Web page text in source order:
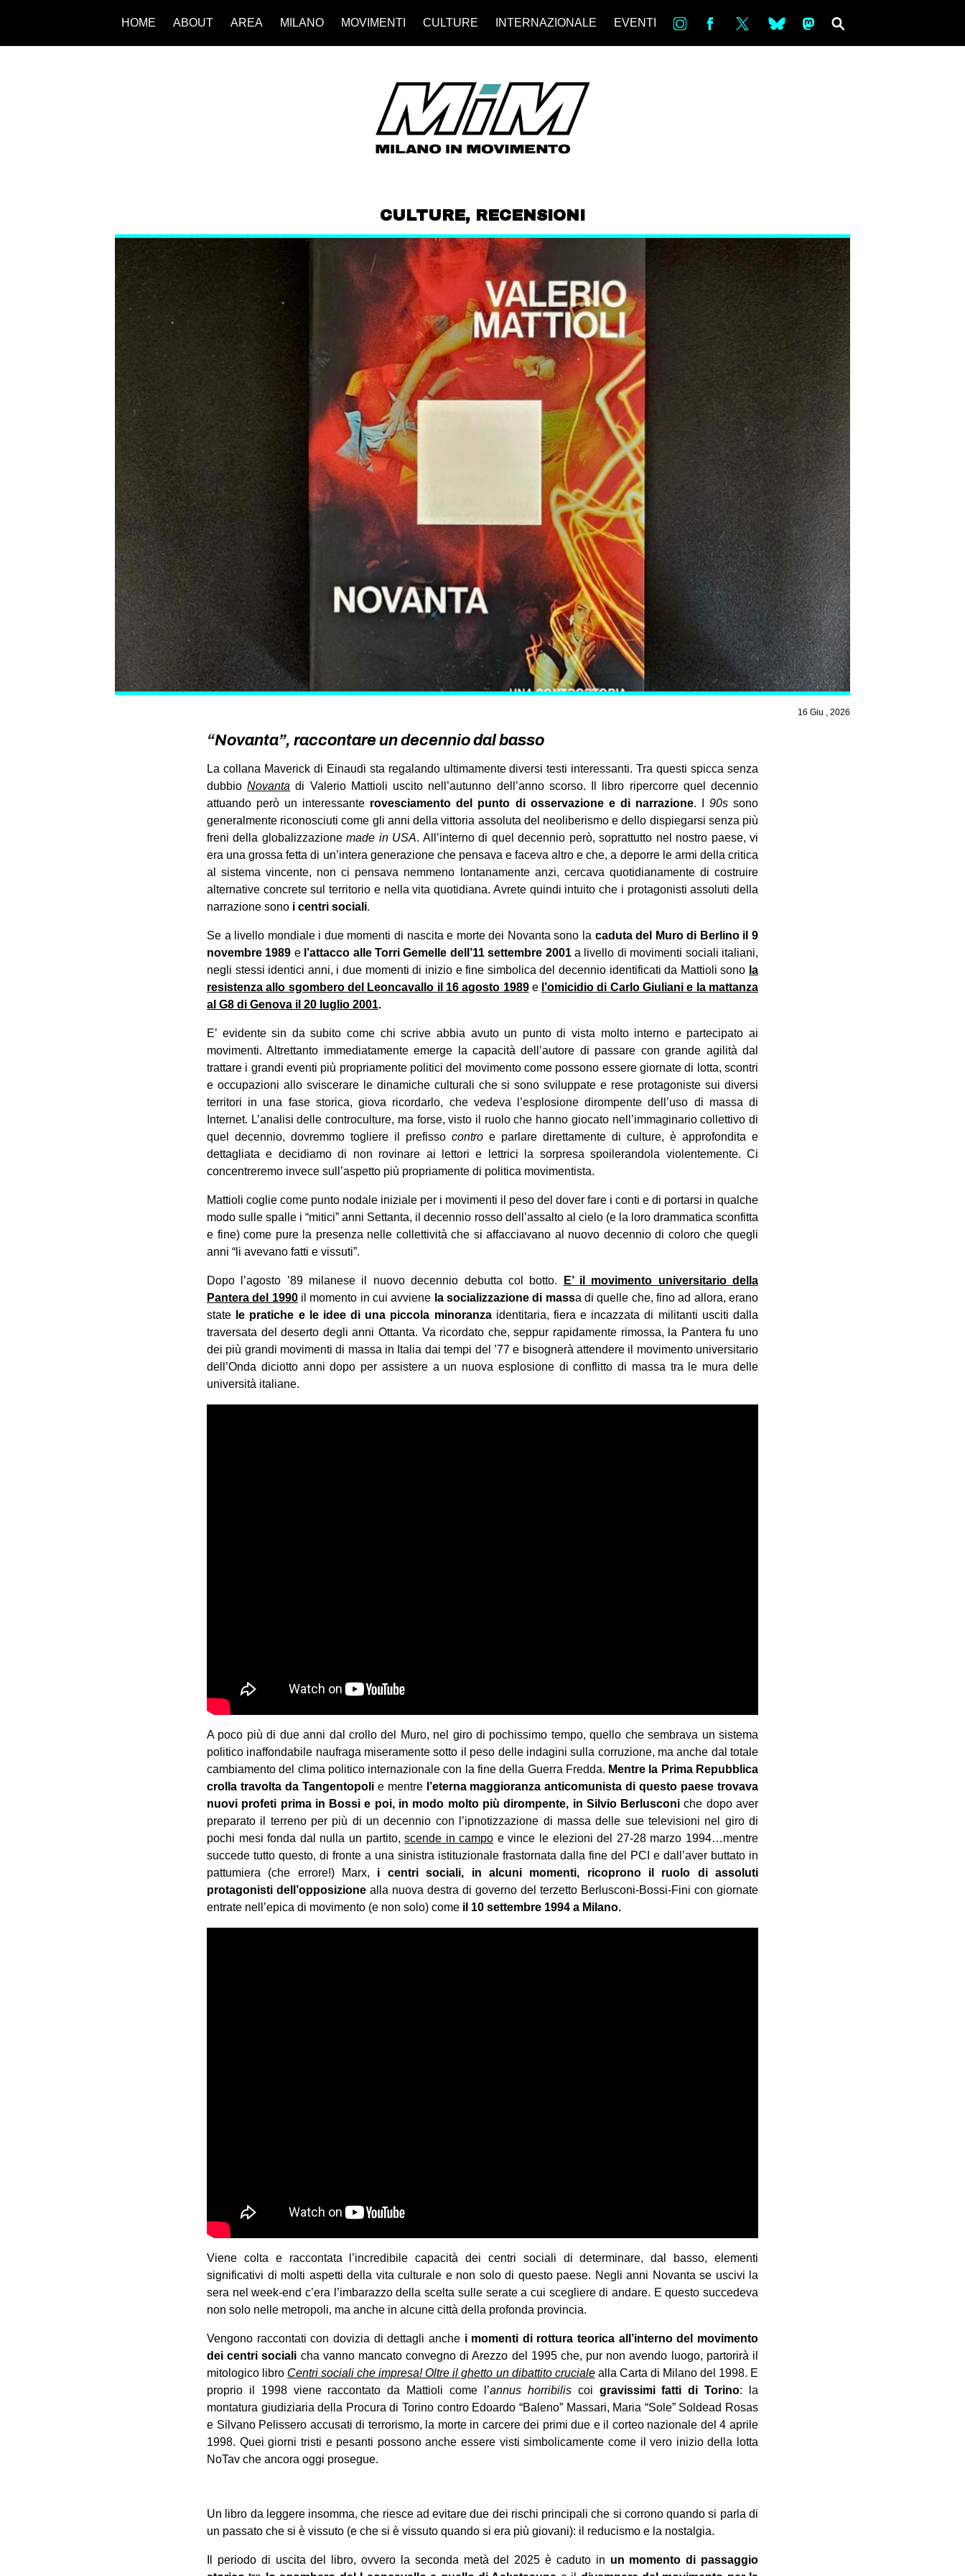
HOME ABOUT AREA MILANO MOVIMENTI CULTURE INTERNAZIONALE EVENTI in bsky ms
CULTURE, RECENSIONI
16 Giu , 2026
“Novanta”, raccontare un decennio dal basso
La collana Maverick di Einaudi sta regalando ultimamente diversi testi interessanti. Tra questi spicca senza
dubbioNovanta di Valerio Mattioli uscito nell’autunno dell’anno scorso. Il libro ripercorre quel decennio
attuando però un interessante rovesciamento del punto di osservazione e di narrazione. I 90ssono
generalmente riconosciuti come gli anni della vittoria assoluta del neoliberismo e dello dispiegarsi senza più
freni della globalizzazionemade in USA. All’interno di quel decennio però, soprattutto nel nostro paese, vi
era una grossa fetta di un’intera generazione che pensava e faceva altro e che, a deporre le armi della critica
al sistema vincente, non ci pensava nemmeno lontanamente anzi, cercava quotidianamente di costruire
alternative concrete sul territorio e nella vita quotidiana. Avrete quindi intuito che i protagonisti assoluti della
narrazione sono i centri sociali.
Se a livello mondiale i due momenti di nascita e morte dei Novanta sono la caduta del Muro di Berlino il 9
novembre 1989 e l’attacco alle Torri Gemelle dell’11 settembre 2001a livello di movimenti sociali italiani,
negli stessi identici anni, i due momenti di inizio e fine simbolica del decennio identificati da Mattioli sono la
resistenza allo sgombero del Leoncavallo il 16 agosto 1989e l’omicidio di Carlo Giuliani e la mattanza
al G8 di Genova il 20 luglio 2001.
E’ evidente sin da subito come chi scrive abbia avuto un punto di vista molto interno e partecipato ai
movimenti. Altrettanto immediatamente emerge la capacità dell’autore di passare con grande agilità dal
trattare i grandi eventi più propriamente politici del movimento come possono essere giornate di lotta, scontri
e occupazioni allo sviscerare le dinamiche culturali che si sono sviluppate e rese protagoniste sui diversi
territori in una fase storica, giova ricordarlo, che vedeva l’esplosione dirompente dell’uso di massa di
Internet. L’analisi delle controculture, ma forse, visto il ruolo che hanno giocato nell’immaginario collettivo di
quel decennio, dovremmo togliere il prefisso contro e parlare direttamente di culture, è approfondita e
dettagliata e decidiamo di non rovinare ai lettori e lettrici la sorpresa spoilerandola violentemente. Ci
concentreremo invece sull’aspetto più propriamente di politica movimentista.
Mattioli coglie come punto nodale iniziale per i movimenti il peso del dover fare i conti e di portarsi in qualche
modo sulle spalle i “mitici” anni Settanta, il decennio rosso dell’assalto al cielo (e la loro drammatica sconfitta
e fine) come pure la presenza nelle collettività che si affacciavano al nuovo decennio di coloro che quegli
anni “li avevano fatti e vissuti”.
Dopo l’agosto ’89 milanese il nuovo decennio debutta col botto.
E’ il movimento universitario della
Pantera del 1990il momento in cui avviene la socializzazione di massa di quelle che, fino ad allora, erano
state le pratiche e le idee di una piccola minoranzaidentitaria, fiera e incazzata di militanti usciti dalla
traversata del deserto degli anni Ottanta. Va ricordato che, seppur rapidamente rimossa, la Pantera fu uno
dei più grandi movimenti di massa in Italia dai tempi del ’77 e bisognerà attendere il movimento universitario
dell’Onda diciotto anni dopo per assistere a un nuova esplosione di conflitto di massa tra le mura delle
università italiane.
A poco più di due anni dal crollo del Muro, nel giro di pochissimo tempo, quello che sembrava un sistema
politico inaffondabile naufraga miseramente sotto il peso delle indagini sulla corruzione, ma anche dal totale
cambiamento del clima politico internazionale con la fine della Guerra Fredda. Mentre la Prima Repubblica
crolla travolta da Tangentopolie mentre l’eterna maggioranza anticomunista di questo paese trovava
nuovi profeti prima in Bossi e poi, in modo molto più dirompente, in Silvio Berlusconiche dopo aver
preparato il terreno per più di un decennio con l’ipnotizzazione di massa delle sue televisioni nel giro di
pochi mesi fonda dal nulla un partito,scende in campo e vince le elezioni del 27-28 marzo 1994…mentre
succede tutto questo, di fronte a una sinistra istituzionale frastornata dalla fine del PCI e dall’aver buttato in
pattumiera (che errore!) Marx, i centri sociali, in alcuni momenti, ricoprono il ruolo di assoluti
protagonisti dell’opposizione alla nuova destra di governo del terzetto Berlusconi-Bossi-Fini con giornate
entrate nell’epica di movimento (e non solo) come il 10 settembre 1994 a Milano.
Viene colta e raccontata l’incredibile capacità dei centri sociali di determinare, dal basso, elementi
significativi di molti aspetti della vita culturale e non solo di questo paese. Negli anni Novanta se uscivi la
sera nel week-end c’era l’imbarazzo della scelta sulle serate a cui scegliere di andare. E questo succedeva
non solo nelle metropoli, ma anche in alcune città della profonda provincia.
Vengono raccontati con dovizia di dettagli anche i momenti di rottura teorica all’interno del movimento
dei centri sociali cha vanno mancato convegno di Arezzo del 1995 che, pur non avendo luogo, partorirà il
mitologico libro Centri sociali che impresa! Oltre il ghetto un dibattito crucialealla Carta di Milano del 1998. E
proprio il 1998 viene raccontato da Mattioli come l’annus horribilis coi gravissimi fatti di Torino: la
montatura giudiziaria della Procura di Torino contro Edoardo “Baleno” Massari, Maria “Sole” Soldead Rosas
e Silvano Pelissero accusati di terrorismo, la morte in carcere dei primi due e il corteo nazionale del 4 aprile
1998. Quei giorni tristi e pesanti possono anche essere visti simbolicamente come il vero inizio della lotta
NoTav che ancora oggi prosegue.
Un libro da leggere insomma, che riesce ad evitare due dei rischi principali che si corrono quando si parla di
un passato che si è vissuto (e che si è vissuto quando si era più giovani): il reducismo e la nostalgia.
Il periodo di uscita del libro, ovvero la seconda metà del 2025 è caduto in un momento di passaggio